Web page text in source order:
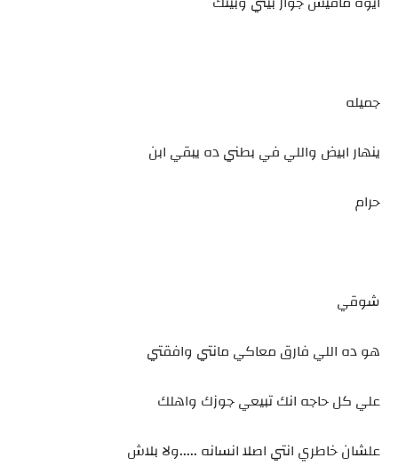
جميله
ينهار ابيض واللي في بطني ده يبقي ابن
حرام
شوقي
هو ده اللي فارق معاكي مانتي وافقتي
علي كل حاجه انك تبيعي جوزك واهلك
علشان خاطري انتي اصلا انسانه .....ولا بلاش